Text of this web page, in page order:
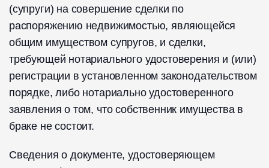
(супруги) на совершение сделки по
распоряжению недвижимостью, являющейся
общим имуществом супругов, и сделки,
требующей нотариального удостоверения и (или)
регистрации в установленном законодательством
порядке, либо нотариально удостоверенного
заявления о том, что собственник имущества в
браке не состоит.
Сведения о документе, удостоверяющем